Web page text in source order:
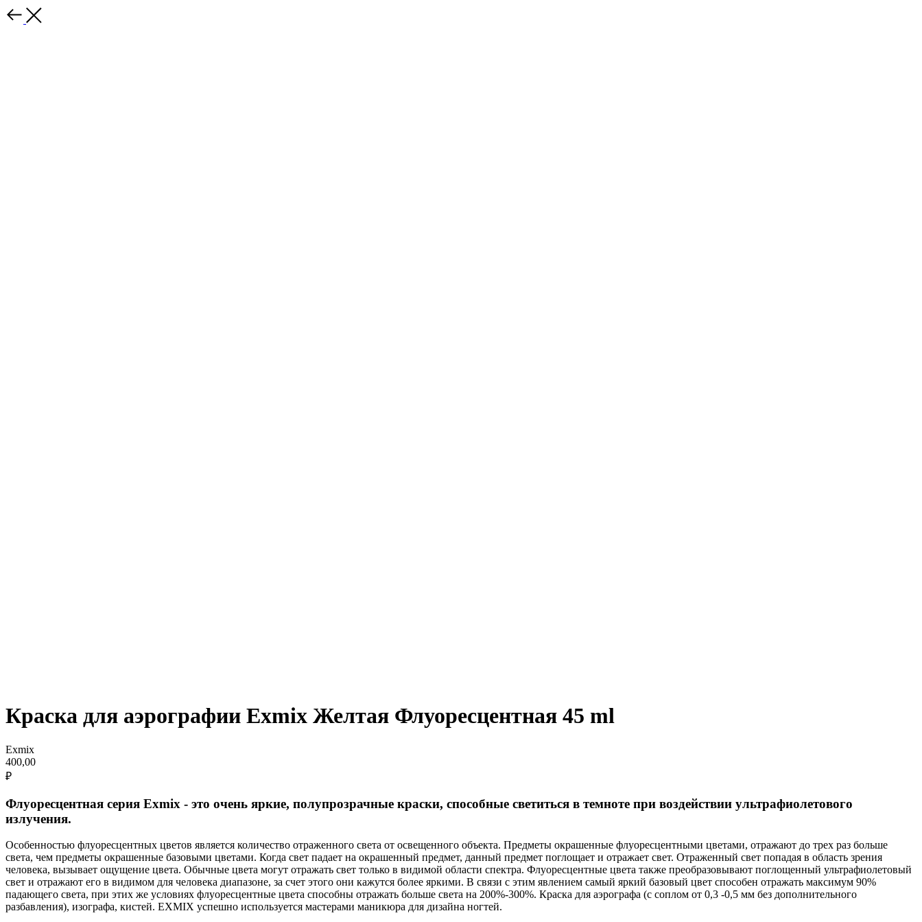
Краска для аэрографии Exmix Желтая Флуоресцентная 45 ml
Exmix
400,00
₽
Флуоресцентная серия Exmix - это очень яркие, полупрозрачные краски, способные светиться в темноте при воздействии ультрафиолетового
излучения.
Особенностью флуоресцентных цветов является количество отраженного света от освещенного объекта. Предметы окрашенные флуоресцентными цветами, отражают до трех раз больше
света, чем предметы окрашенные базовыми цветами. Когда свет падает на окрашенный предмет, данный предмет поглощает и отражает свет. Отраженный свет попадая в область зрения
человека, вызывает ощущение цвета. Обычные цвета могут отражать свет только в видимой области спектра. Флуоресцентные цвета также преобразовывают поглощенный ультрафиолетовый
свет и отражают его в видимом для человека диапазоне, за счет этого они кажутся более яркими. В связи с этим явлением самый яркий базовый цвет способен отражать максимум 90%
падающего света, при этих же условиях флуоресцентные цвета способны отражать больше света на 200%-300%. Краска для аэрографа (с соплом от 0,3 -0,5 мм без дополнительного
разбавления), изографа, кистей. EXMIX успешно используется мастерами маникюра для дизайна ногтей.